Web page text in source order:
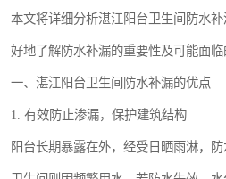
本文将详细分析湛江阳台卫生间防水
好地了解防水补漏的重要性及可能面临
一、湛江阳台卫生间防水补漏的优点
1. 有效防止渗漏，保护建筑结构
阳台长期暴露在外，经受日晒雨淋，防